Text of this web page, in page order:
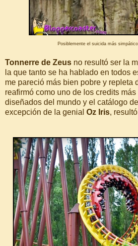
Posiblemente el suicida más simpático
Tonnerre de Zeus no resultó ser la
la que tanto se ha hablado en todos
me pareció más bien pobre y repleta
reafirmó como uno de los credits
diseñados del mundo y el catálogo
excepción de la genial Oz Iris,